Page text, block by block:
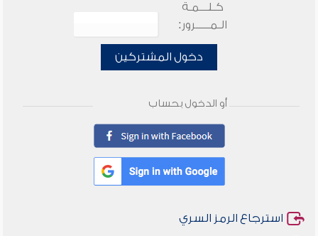
كـلـــمـة
الـمـــــرور:
دخول المشتركين
أو الدخول بحساب
استرجاع الرمز السري